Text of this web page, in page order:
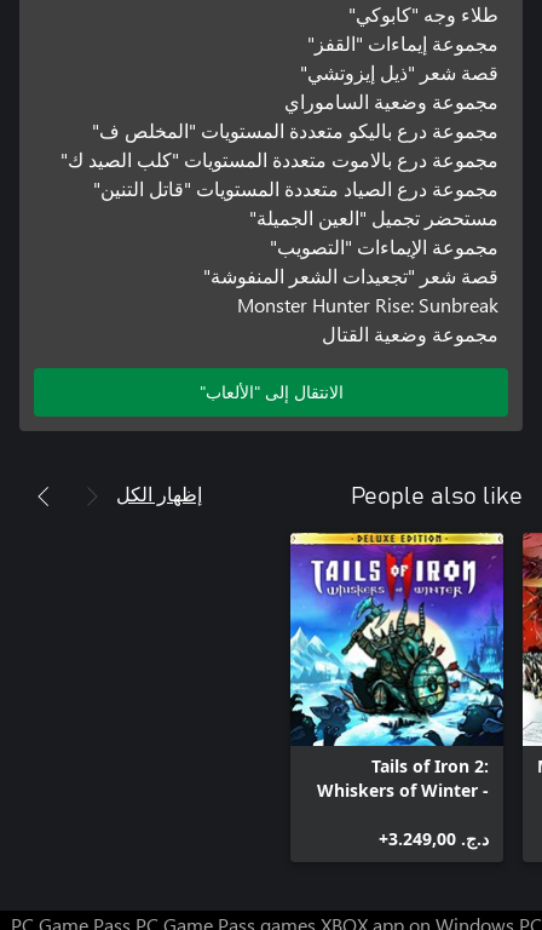
طلاء وجه "كابوكي"
مجموعة إيماءات "القفز"
قصة شعر "ذيل إيزوتشي"
مجموعة وضعية الساموراي
مجموعة درع باليكو متعددة المستويات "المخلص ف"
مجموعة درع بالاموت متعددة المستويات "كلب الصيد ك"
مجموعة درع الصياد متعددة المستويات "قاتل التنين"
مستحضر تجميل "العين الجميلة"
مجموعة الإيماءات "التصويب"
قصة شعر "تجعيدات الشعر المنفوشة"
Monster Hunter Rise: Sunbreak
مجموعة وضعية القتال
الانتقال إلى "الألعاب"
People also like إظهار الكل
Tails of Iron 2:
Whiskers of Winter -
د.ج.‏ 3.249,00+